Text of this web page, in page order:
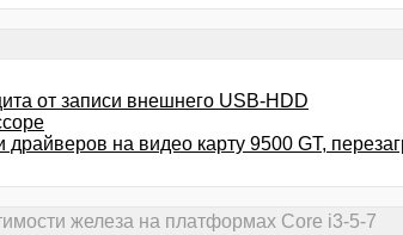
от записи внешнего USB-HDD
драйверов на видео карту 9500 GT,
железа на платформах Core i3-5-7